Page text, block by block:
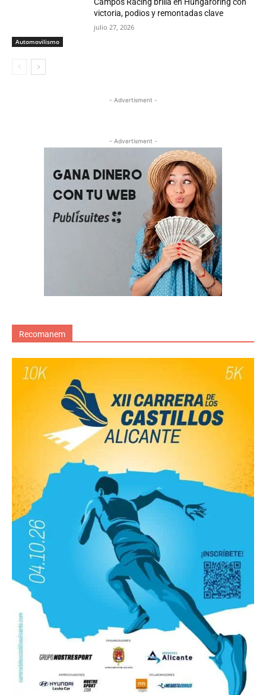
Automovilismo
victoria, podios y remontadas clave
julio 27, 2026
- Advertisment -
- Advertisment -
Recomanem